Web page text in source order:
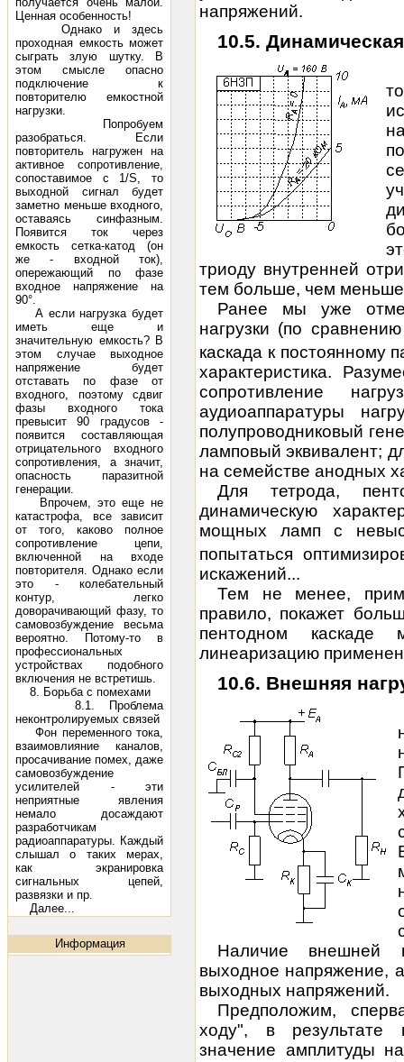
Ценная особенность!
Однако и здесь
проходная емкость может
сыграть злую шутку. В
этом смысле опасно
подключение к
повторителю емкостной
нагрузки.
Попробуем
разобраться. Если
повторитель нагружен на
активное сопротивление,
сопоставимое с 1/S, то
выходной сигнал будет
заметно меньше входного,
оставаясь синфазным.
Появится ток через
емкость сетка-катод (он
же - входной ток),
опережающий по фазе
входное напряжение на
90°.
А если нагрузка будет
иметь еще и
значительную емкость? В
этом случае выходное
напряжение будет
отставать по фазе от
входного, поэтому сдвиг
фазы входного тока
превысит 90 градусов -
появится составляющая
отрицательного входного
сопротивления, а значит,
опасность паразитной
генерации.
Впрочем, это еще не
катастрофа, все зависит
от того, каково полное
сопротивление цепи,
включенной на входе
повторителя. Однако если
это - колебательный
контур, легко
доворачивающий фазу, то
самовозбуждение весьма
вероятно. Потому-то в
профессиональных
устройствах подобного
включения не встретишь.
8. Борьба с помехами
8.1. Проблема
неконтролируемых связей
Фон переменного тока,
взаимовлияние каналов,
просачивание помех, даже
самовозбуждение
усилителей - эти
неприятные явления
немало досаждают
разработчикам
радиоаппаратуры. Каждый
слышал о таких мерах,
как экранировка
сигнальных цепей,
развязки и пр.
Далее...
Информация
напряжений.
10.5.
триоду внутренней
тем больше, чем
Ранее мы уже
нагрузки (по
каскада к постоянному
характеристика.
сопротивление
аудиоаппаратуры
полупроводниковый
ламповый эквивалент;
на семействе анодных
Для тетрода,
динамическую
мощных ламп с
попытаться
искажений...
Тем не менее,
правило, покажет
пентодном каскаде
линеаризацию
10.6. Внешняя
Наличие внешней
выходное напряжение,
выходных напряжений.
Предположим,
ходу", в результате
значение амплитуды